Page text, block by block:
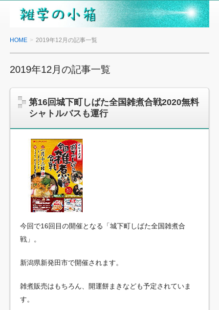
雑
の
小
箱
HOME 2019年12月の記事一覧
2019年12月の記事一覧
第16回城下町しばた全国雑煮合戦2020無料
シャトルバスも運行
今回で16回目の開催となる「城下町しばた全国雑煮合
戦」。
新潟県新発田市で開催されます。
雑煮販売はもちろん、開運餅まきなども予定されていま
す。